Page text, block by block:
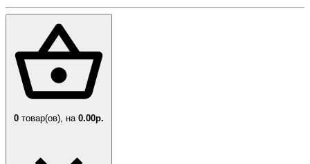
0 товар(ов), на 0.00р.